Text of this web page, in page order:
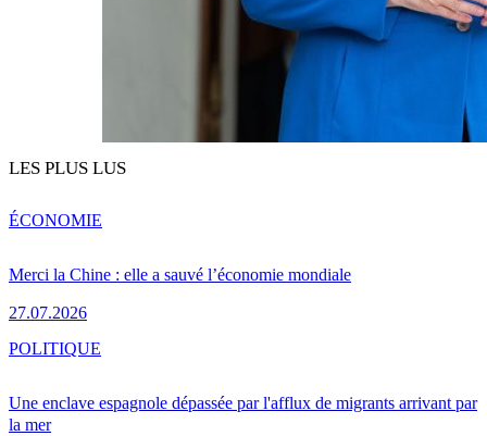
LES PLUS LUS
Merci la Chine : elle a sauvé l’économie mondiale
27.07.2026
ÉCONOMIE
Une enclave espagnole dépassée par l'afflux de migrants arrivant par
la mer
POLITIQUE